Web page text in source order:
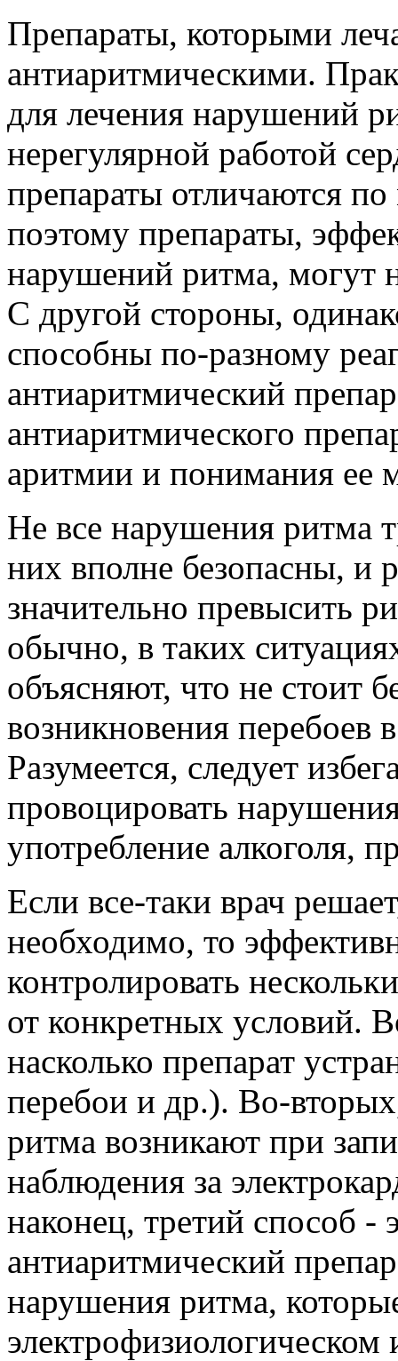
Препараты, которыми
антиаритмическими.
для лечения нарушений
нерегулярной работой
препараты отличаются
поэтому препараты,
нарушений ритма, могут
С другой стороны,
способны по-разному
антиаритмический
антиаритмического
аритмии и понимания ее
Не все нарушения ритма
них вполне безопасны, и
значительно превысить
обычно, в таких
объясняют, что не стоит
возникновения перебоев
Разумеется, следует
провоцировать
употребление алкоголя,
Если все-таки врач
необходимо, то
контролировать
от конкретных условий.
насколько препарат
перебои и др.). Во-
ритма возникают при
наблюдения за
наконец, третий способ -
антиаритмический
нарушения ритма,
электрофизиологическом